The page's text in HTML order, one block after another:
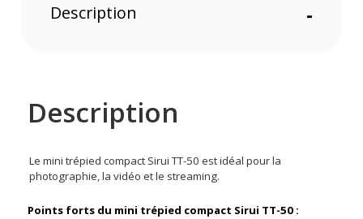
Description -
Description
Le mini trépied compact Sirui TT-50 est idéal pour la
photographie, la vidéo et le streaming.
Points forts du mini trépied compact Sirui TT-50 :